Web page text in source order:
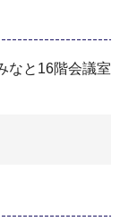
なと16階会議室